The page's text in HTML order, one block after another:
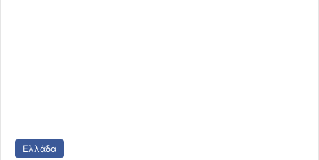
Ελλάδα